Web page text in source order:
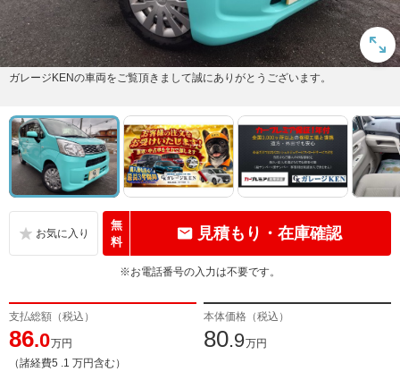
ガレージKENの車両をご覧頂きまして誠にありがとうございます。
無
料
見積もり・在庫確認
※お電話番号の入力は不要です。
支払総額（税込）
86.0万円
（諸経費5 .1 万円含む）
本体価格（税込）
80.9万円